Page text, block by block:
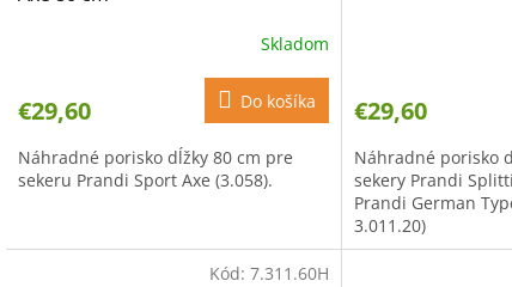
Skladom
€29,60 Do košíka
Náhradné porisko dĺžky 80 cm pre
sekeru Prandi Sport Axe (3.058).
€29,60
Náhradné porisko
sekery Prandi
Prandi German
3.011.20)
Kód: 7.311.60H